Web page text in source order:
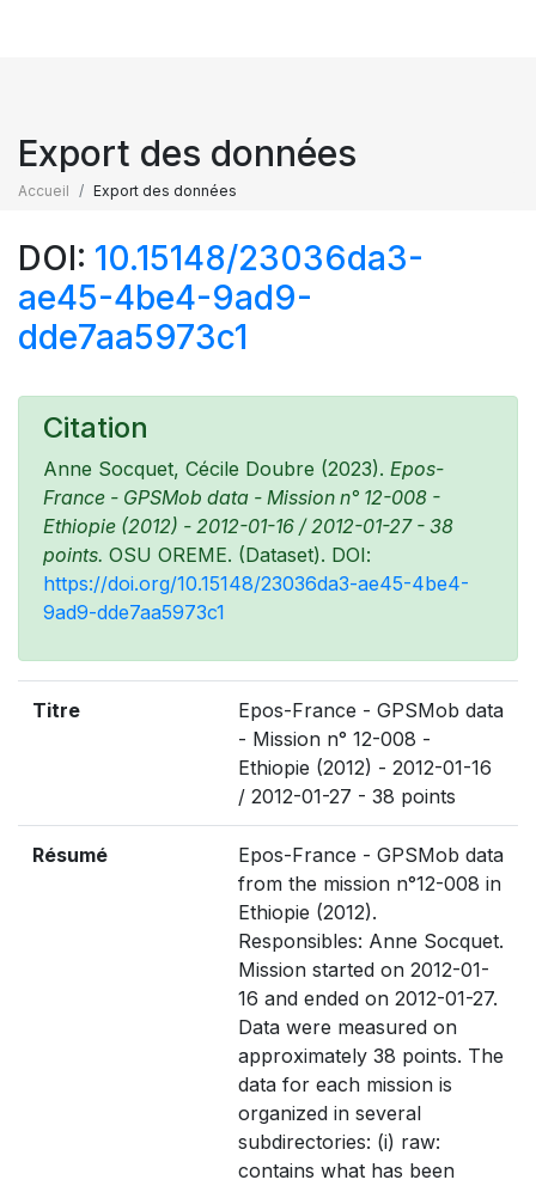
Export des données
Accueil Export des données
DOI: 10.15148/23036da3-
ae45-4be4-9ad9-
dde7aa5973c1
Citation
Anne Socquet, Cécile Doubre (2023). Epos-
France - GPSMob data - Mission n° 12-008 -
Ethiopie (2012) - 2012-01-16 / 2012-01-27 - 38
points. OSU OREME. (Dataset). DOI:
https://doi.org/10.15148/23036da3-ae45-4be4-
9ad9-dde7aa5973c1
Titre
Epos-France - GPSMob data
- Mission n° 12-008 -
Ethiopie (2012) - 2012-01-16
/ 2012-01-27 - 38 points
Résumé
Epos-France - GPSMob data
from the mission n°12-008 in
Ethiopie (2012).
Responsibles: Anne Socquet.
Mission started on 2012-01-
16 and ended on 2012-01-27.
Data were measured on
approximately 38 points. The
data for each mission is
organized in several
subdirectories: (i) raw:
contains what has been